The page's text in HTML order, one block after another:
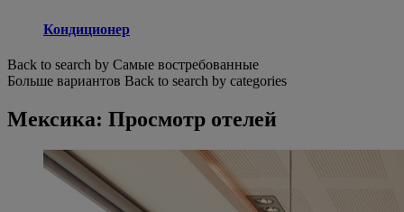
Кондиционер
Back to search by Самые востребованные
Больше вариантов Back to search by categories
Мексика: Просмотр отелей